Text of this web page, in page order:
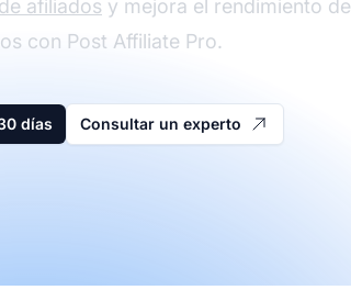
afiliados y mejora el rendimiento de
con Post Affiliate Pro.
días Consultar un experto